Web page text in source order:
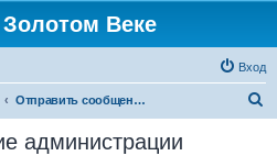
Золотом Веке
Вход
Отправить сообщение администрации
администрации